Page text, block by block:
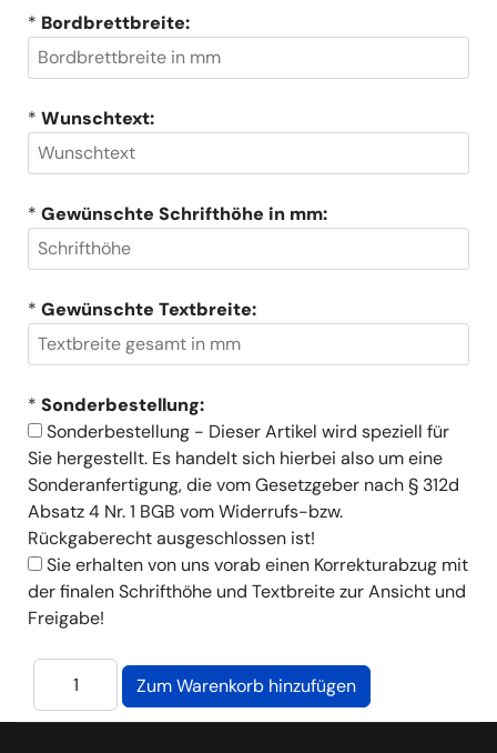
* Bordbrettbreite:
* Wunschtext:
* Gewünschte Schrifthöhe in mm:
* Gewünschte Textbreite:
* Sonderbestellung:
Sonderbestellung - Dieser Artikel wird speziell für
Sie hergestellt. Es handelt sich hierbei also um eine
Sonderanfertigung, die vom Gesetzgeber nach § 312d
Absatz 4 Nr. 1 BGB vom Widerrufs-bzw.
Rückgaberecht ausgeschlossen ist!
Sie erhalten von uns vorab einen Korrekturabzug mit
der finalen Schrifthöhe und Textbreite zur Ansicht und
Freigabe!